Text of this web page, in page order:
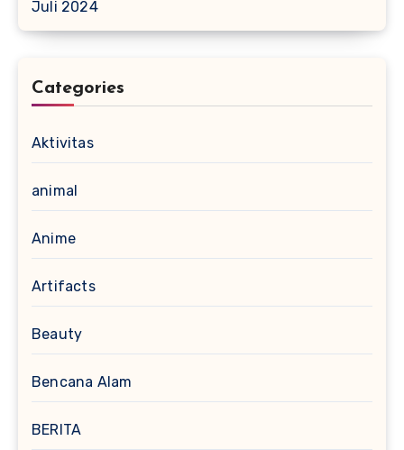
Juli 2024
Categories
Aktivitas
animal
Anime
Artifacts
Beauty
Bencana Alam
BERITA